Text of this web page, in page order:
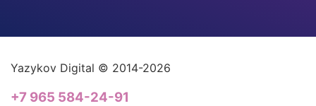
Yazykov Digital © 2014-2026
+7 965 584-24-91